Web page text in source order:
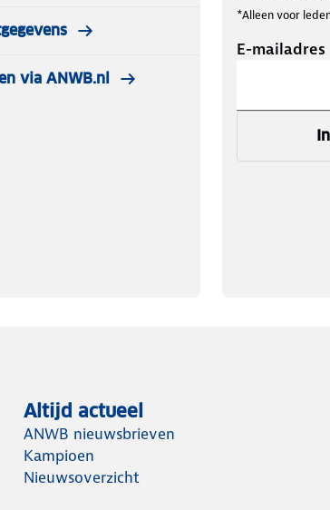
via ANWB.nl
*Alleen voor
E-mailadres
Altijd actueel
ANWB nieuwsbrieven
Kampioen
Nieuwsoverzicht